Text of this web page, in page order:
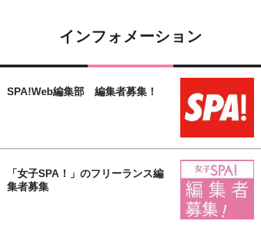
インフォメーション
SPA!Web編集部 編集者募集！
「女子SPA！」のフリーランス編
集者募集